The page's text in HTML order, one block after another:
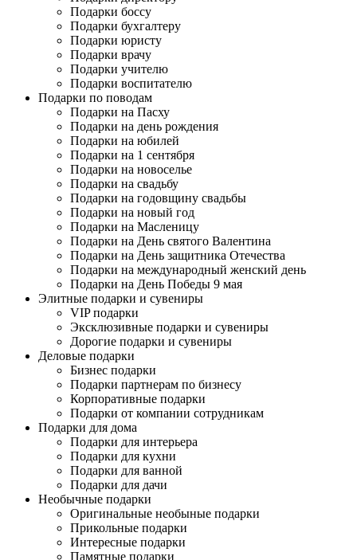
Подарки боссу
Подарки бухгалтеру
Подарки юристу
Подарки врачу
Подарки учителю
Подарки воспитателю
Подарки по поводам
Подарки на Пасху
Подарки на день рождения
Подарки на юбилей
Подарки на 1 сентября
Подарки на новоселье
Подарки на свадьбу
Подарки на годовщину свадьбы
Подарки на новый год
Подарки на Масленицу
Подарки на День святого Валентина
Подарки на День защитника Отечества
Подарки на международный женский день
Подарки на День Победы 9 мая
Элитные подарки и сувениры
VIP подарки
Эксклюзивные подарки и сувениры
Дорогие подарки и сувениры
Деловые подарки
Бизнес подарки
Подарки партнерам по бизнесу
Корпоративные подарки
Подарки от компании сотрудникам
Подарки для дома
Подарки для интерьера
Подарки для кухни
Подарки для ванной
Подарки для дачи
Необычные подарки
Оригинальные необыные подарки
Прикольные подарки
Интересные подарки
Памятные подарки